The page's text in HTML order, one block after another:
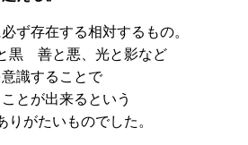
ず存在する相対するもの。
黒 善と悪、光と影など
識することで
とが出来るという
がたいものでした。